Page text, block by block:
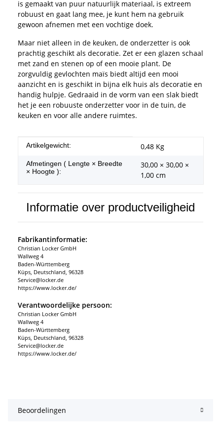
is gemaakt van puur natuurlijk materiaal, is extreem
robuust en gaat lang mee, je kunt hem na gebruik
gewoon afnemen met een vochtige doek.
Maar niet alleen in de keuken, de onderzetter is ook
prachtig geschikt als decoratie. Zet er een glazen schaal
met zand en stenen op of een mooie plant. De
zorgvuldig gevlochten maïs biedt altijd een mooi
aanzicht en is geschikt in bijna elk huis als decoratie en
handig hulpje. Gedraaid in de vorm van een slak biedt
het je een robuuste onderzetter voor in de tuin, de
keuken en voor alle andere ruimtes.
#productDetails.itemInformation#
#productDetails.itemValue#
Artikelgewicht: 0,48 Kg
Afmetingen ( Lengte × Breedte
× Hoogte ):
30,00 × 30,00 ×
1,00 cm
Informatie over productveiligheid
Fabrikantinformatie:
Christian Locker GmbH
Wallweg 4
Baden-Württemberg
Küps, Deutschland, 96328
Service@locker.de
https://www.locker.de/
Verantwoordelijke persoon:
Christian Locker GmbH
Wallweg 4
Baden-Württemberg
Küps, Deutschland, 96328
Service@locker.de
https://www.locker.de/
Beoordelingen